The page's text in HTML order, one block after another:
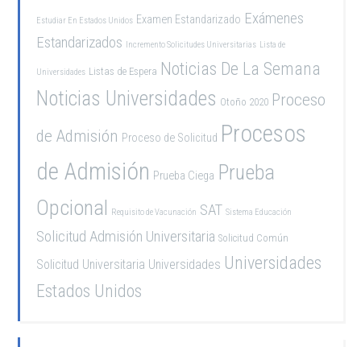
Estudiar En Estados Unidos Examen Estandarizado Exámenes
Estandarizados Incremento Solicitudes Universitarias Lista de
Universidades Listas de Espera Noticias De La Semana
Noticias Universidades Otoño 2020 Proceso
de Admisión Proceso de Solicitud Procesos
de Admisión Prueba Ciega Prueba
Opcional Requisito de Vacunación SAT Sistema Educación
Solicitud Admisión Universitaria Solicitud Común
Solicitud Universitaria Universidades Universidades
Estados Unidos